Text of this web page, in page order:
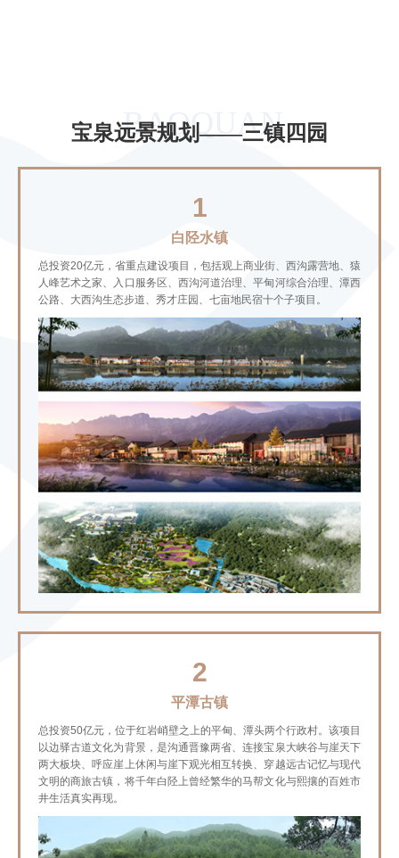
宝泉远景规划——三镇四园
BAOQUAN
1
白陉水镇
总投资20亿元，省重点建设项目，包括观上商业街、西沟露营地、猿
人峰艺术之家、入口服务区、西沟河道治理、平甸河综合治理、潭西
公路、大西沟生态步道、秀才庄园、七亩地民宿十个子项目。
2
平潭古镇
总投资50亿元，位于红岩峭壁之上的平甸、潭头两个行政村。该项目
以边驿古道文化为背景，是沟通晋豫两省、连接宝泉大峡谷与崖天下
两大板块、呼应崖上休闲与崖下观光相互转换、穿越远古记忆与现代
文明的商旅古镇，将千年白陉上曾经繁华的马帮文化与熙攘的百姓市
井生活真实再现。